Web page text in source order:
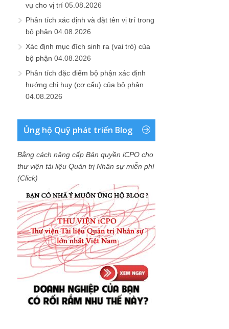
vụ cho vị trí 05.08.2026
Phân tích xác định và đặt tên vị trí trong
bộ phận 04.08.2026
Xác định mục đích sinh ra (vai trò) của
bộ phận 04.08.2026
Phân tích đặc điểm bộ phận xác định
hướng chỉ huy (cơ cấu) của bộ phận
04.08.2026
Ủng hộ Quỹ phát triển Blog
Bằng cách nâng cấp Bản quyền iCPO cho
thư viện tài liệu Quản trị Nhân sự miễn phí
(Click)